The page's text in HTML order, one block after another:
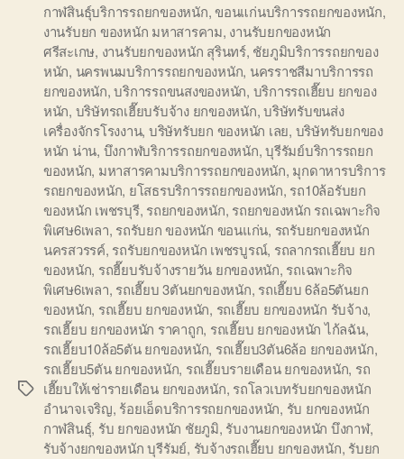
Tags
กาฬสินธุ์บริการรถยกของหนัก,ขอนแก่นบริการรถยกของหนัก,
งานรับยก ของหนัก มหาสารคาม, งานรับยกของหนัก
ศรีสะเกษ, งานรับยกของหนัก สุรินทร์, ชัยภูมิบริการรถยกของ
หนัก, นครพนมบริการรถยกของหนัก, นครราชสีมาบริการรถ
ยกของหนัก,บริการรถขนสงของหนัก, บริการรถเฮี๊ยบ ยกของ
หนัก, บริษัทรถเฮี๊ยบรับจ้าง ยกของหนัก,บริษัทรับขนส่ง
เครื่องจักรโรงงาน, บริษัทรับยก ของหนัก เลย, บริษัทรับยกของ
หนัก น่าน, บึงกาฬบริการรถยกของหนัก,บุรีรัมย์บริการรถยก
ของหนัก, มหาสารคามบริการรถยกของหนัก, มุกดาหารบริการ
รถยกของหนัก, ยโสธรบริการรถยกของหนัก, รถ10ล้อรับยก
ของหนัก เพชรบุรี, รถยกของหนัก, รถยกของหนัก รถเฉพาะกิจ
พิเศษ6เพลา, รถรับยก ของหนัก ขอนแก่น, รถรับยกของหนัก
นครสวรรค์, รถรับยกของหนัก เพชรบูรณ์, รถลากรถเฮี๊ยบ ยก
ของหนัก, รถฮี๊ยบรับจ้างรายวัน ยกของหนัก, รถเฉพาะกิจ
พิเศษ6เพลา, รถเฮี๊ยบ 3ตันยกของหนัก, รถเฮี๊ยบ 6ล้อ5ตันยก
ของหนัก, รถเฮี๊ยบ ยกของหนัก, รถเฮี๊ยบ ยกของหนัก รับจ้าง,
รถเฮี๊ยบ ยกของหนัก ราคาถูก, รถเฮี๊ยบ ยกของหนัก ไก้ลฉัน,
รถเฮี๊ยบ10ล้อ5ตัน ยกของหนัก, รถเฮี๊ยบ3ตัน6ล้อ ยกของหนัก,
รถเฮี๊ยบ5ตัน ยกของหนัก, รถเฮี๊ยบรายเดือน ยกของหนัก, รถ
เฮี๊ยบให้เช่ารายเดือน ยกของหนัก, รถโลวเบทรับยกของหนัก
อำนาจเจริญ, ร้อยเอ็ดบริการรถยกของหนัก, รับ ยกของหนัก
กาฬสินธุ์, รับ ยกของหนัก ชัยภูมิ, รับงานยกของหนัก บึงกาฬ,
รับจ้างยกของหนัก บุรีรัมย์, รับจ้างรถเฮี๊ยบ ยกของหนัก, รับยก